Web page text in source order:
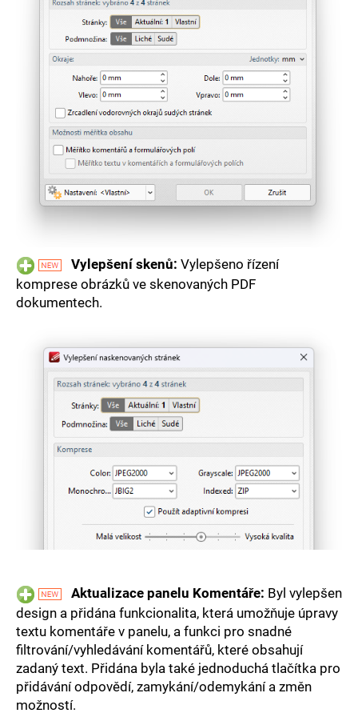
Vylepšení skenů: Vylepšeno řízení
komprese obrázků ve skenovaných PDF
dokumentech.
Aktualizace panelu Komentáře: Byl vylepšen
design a přidána funkcionalita, která umožňuje úpravy
textu komentáře v panelu, a funkci pro snadné
filtrování/vyhledávání komentářů, které obsahují
zadaný text. Přidána byla také jednoduchá tlačítka pro
přidávání odpovědí, zamykání/odemykání a změn
možností.